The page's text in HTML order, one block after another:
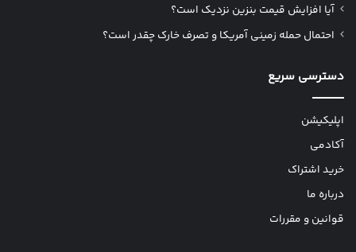
آیا افزایش قیمت بنزین نزدیک است؟
احتمال حمله زمینی آمریکا و تصرف خارک چقدر است؟
دسترسی سریع
اپلیکیشن
آکادمی
خرید اشتراک
درباره ما
قوانین و مقررات